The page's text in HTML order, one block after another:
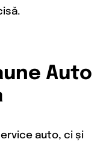
Auto
auto, ci și